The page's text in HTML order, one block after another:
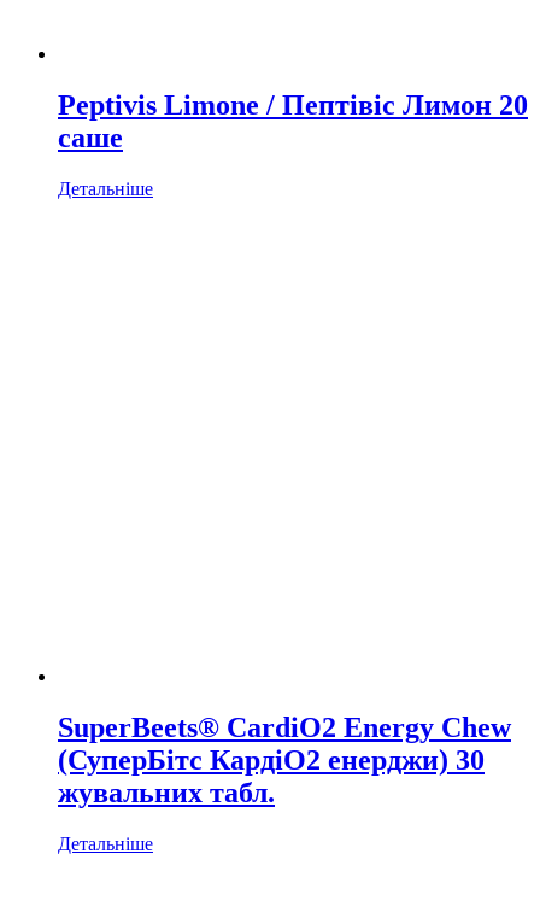
Peptivis Limone / Пептівіс Лимон 20
саше
Детальніше
SuperBeets® CardiO2 Energy Chew
(СуперБітс КардіО2 енерджи) 30
жувальних табл.
Детальніше